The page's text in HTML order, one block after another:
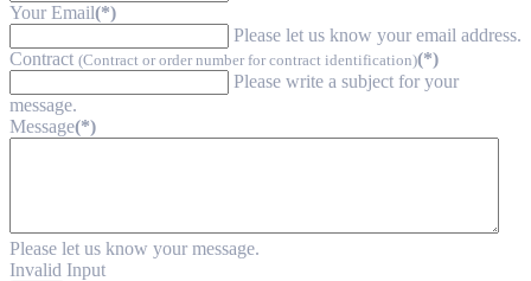
Your Email(*)
Please let us know your email address.
Contract (Contract or order number for contract identification)(*)
Please write a subject for your
message.
Message(*)
Please let us know your message.
Invalid Input